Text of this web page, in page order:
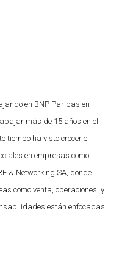
en BNP Paribas en
más de 15 años en el
tiempo ha visto crecer el
en empresas como
& Networking SA, donde
como venta, operaciones y
están enfocadas